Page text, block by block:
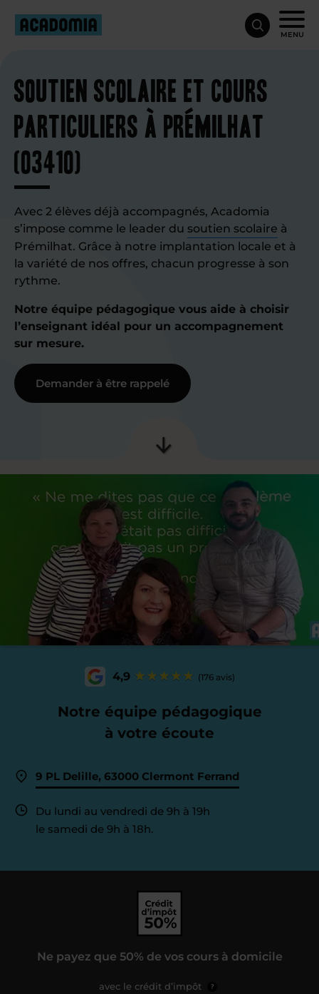
MENU
Soutien scolaire et cours
particuliers à Prémilhat
(03410)
Avec 2 élèves déjà accompagnés, Acadomia
s’impose comme le leader du soutien scolaire à
Prémilhat. Grâce à notre implantation locale et à
la variété de nos offres, chacun progresse à son
rythme.
Notre équipe pédagogique vous aide à choisir
l’enseignant idéal pour un accompagnement
sur mesure.
Demander à être rappelé
4,9 (176 avis)
Notre équipe pédagogique
à votre écoute
9 PL Delille, 63000 Clermont Ferrand
Du lundi au vendredi de 9h à 19h
le samedi de 9h à 18h.
Ne payez que 50% de vos cours à domicile
avec le crédit d’impôt ?